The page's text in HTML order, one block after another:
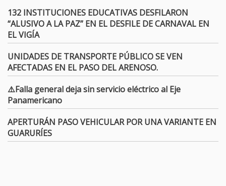
132 INSTITUCIONES EDUCATIVAS DESFILARON
“ALUSIVO A LA PAZ” EN EL DESFILE DE CARNAVAL EN
EL VIGÍA
UNIDADES DE TRANSPORTE PÚBLICO SE VEN
AFECTADAS EN EL PASO DEL ARENOSO.
⚠️Falla general deja sin servicio eléctrico al Eje
Panamericano
APERTURÁN PASO VEHICULAR POR UNA VARIANTE EN
GUARURÍES